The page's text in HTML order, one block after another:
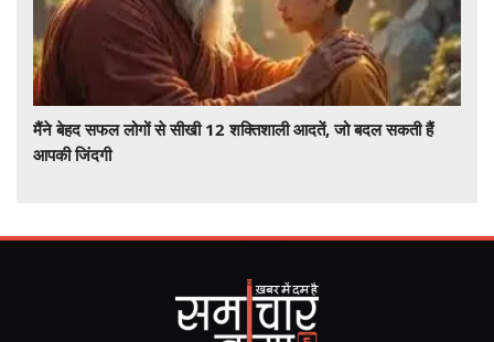
मैंने बेहद सफल लोगों से सीखी 12 शक्तिशाली आदतें, जो बदल सकती हैं
आपकी जिंदगी